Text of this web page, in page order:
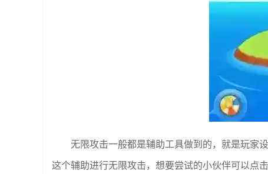
无限攻击一般都是辅助工具做到的，就是玩家
这个辅助进行无限攻击，想要尝试的小伙伴可以点